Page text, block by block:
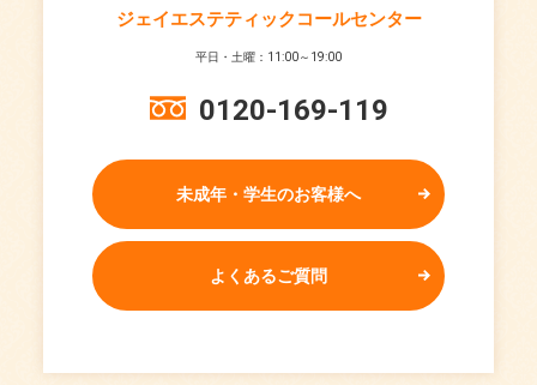
ジェイエステティックコールセンター
平日・土曜：11:00～19:00
0120-169-119
未成年・学生のお客様へ
よくあるご質問